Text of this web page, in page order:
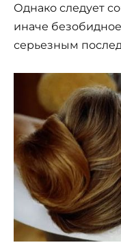
Однако следует
иначе
серьезным